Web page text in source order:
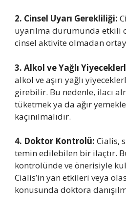
2. Cinsel Uyarı Gerekliliği:
uyarılma durumunda etkili
cinsel aktivite olmadan
3. Alkol ve Yağlı
alkol ve aşırı yağlı
girebilir. Bu nedenle, ilacı
tüketmek ya da ağır
kaçınılmalıdır.
4. Doktor Kontrolü: Cialis,
temin edilebilen bir ilaçtır.
kontrolünde ve önerisiyle
Cialis’in yan etkileri veya
konusunda doktora